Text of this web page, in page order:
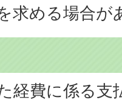
求める場合が
経費に係る支